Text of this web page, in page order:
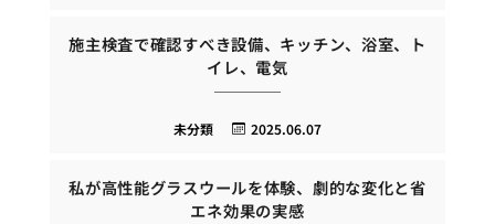
施主検査で確認すべき設備、キッチン、浴室、ト
イレ、電気
2025.06.07
未分類
私が高性能グラスウールを体験、劇的な変化と省
エネ効果の実感